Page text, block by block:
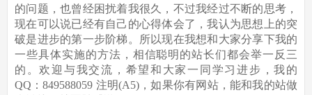
的问题，也曾经困扰着我很久，不过我经过不断的思考，
现在可以说已经有自己的心得体会了，我认为思想上的突
破是进步的第一步阶梯。所以现在我想和大家分享下我的
一些具体实施的方法，相信聪明的站长们都会举一反三
的。欢迎与我交流，希望和大家一同学习进步，我的
QQ：849588059 注明(A5)，如果你有网站，能和我的站做